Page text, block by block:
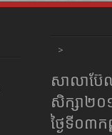
>
សាលាប៊ែ
សិក្សា២
ថ្ងៃទី០៣